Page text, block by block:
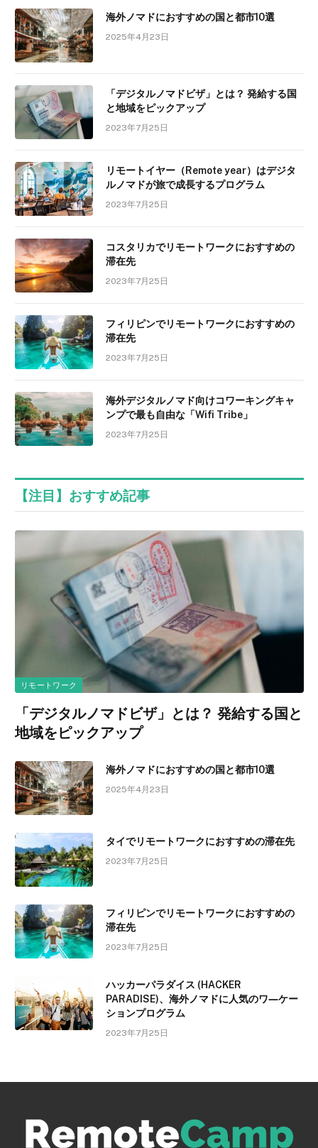
海外ノマドにおすすめの国と都市10選
2025年4月23日
「デジタルノマドビザ」とは？ 発給する国
と地域をピックアップ
2023年7月25日
リモートイヤー（Remote year）はデジタ
ルノマドが旅で成長するプログラム
2023年7月25日
コスタリカでリモートワークにおすすめの
滞在先
2023年7月25日
フィリピンでリモートワークにおすすめの
滞在先
2023年7月25日
海外デジタルノマド向けコワーキングキャ
ンプで最も自由な「Wifi Tribe」
2023年7月25日
【注目】おすすめ記事
リモートワーク
「デジタルノマドビザ」とは？ 発給する国と
地域をピックアップ
海外ノマドにおすすめの国と都市10選
2025年4月23日
タイでリモートワークにおすすめの滞在先
2023年7月25日
フィリピンでリモートワークにおすすめの
滞在先
2023年7月25日
ハッカーパラダイス (HACKER
PARADISE)、海外ノマドに人気のワ―ケー
ションプログラム
2023年7月25日